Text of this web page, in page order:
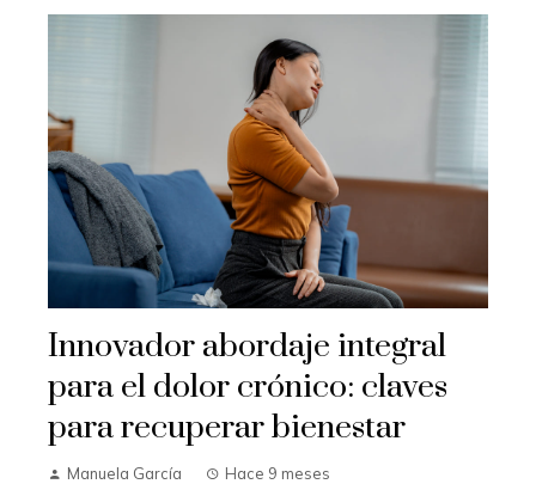
Innovador abordaje integral
para el dolor crónico: claves
para recuperar bienestar
Manuela García Hace 9 meses